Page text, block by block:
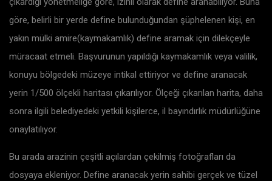
göre, belirli bir yerde define bulunduğundan şüphelenen kişi, en
yakın mülki amire(kaymakamlık) define aramak için dilekçeyle
müracaat etmeli. Başvurunun yapıldığı kaymakamlık veya valilik,
konuyu bölgedeki müzeye intikal ettiriyor ve define aranacak
yerin 1/500 ölçekli haritası çıkarılıyor. Ölçeği çıkarılan harita, daha
sonra ilgili belediyedeki yetkili kişilerce, il bayındırlık müdürlüğüne
onaylatılıyor.
Bu arada arazinin çeşitli açılardan çekilmiş fotoğrafları da
dosyaya ekleniyor. Define aranacak yerin sahibi gerçek ve tüzel